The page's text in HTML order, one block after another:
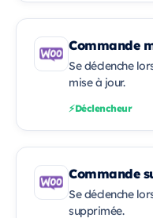
Commande
Se déclenche
mise à jour.
Déclencheur
Commande
Se déclenche
supprimée.